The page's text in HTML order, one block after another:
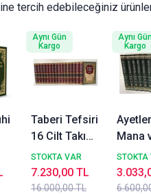
tercih edebileceğiniz
Taberi Tefsiri
16 Cilt Takım
Beka
Yayınları
STOKTA VAR
16.000,00 TL
7.230,00 TL
Aynı Gün
Kargo
Mana
Esaslı
STOKTA
Aynı
Kargo